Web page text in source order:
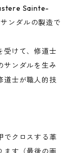
Sainte-
ンダルの製造で
受けて、修道士
サンダルを生み
道士が職人的技
でクロスする革